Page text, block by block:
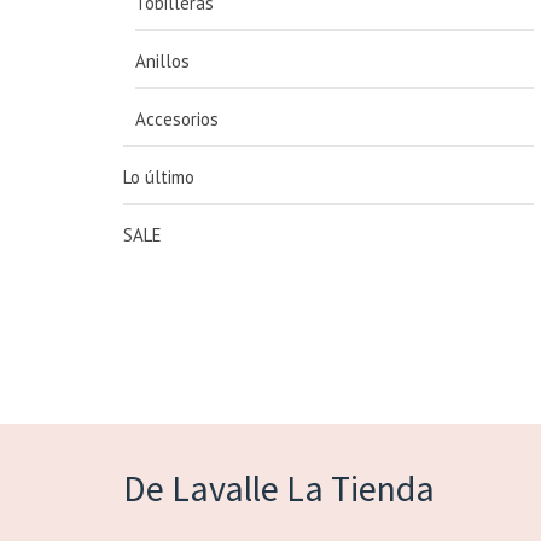
Anillos
Accesorios
Lo último
SALE
De Lavalle La Tienda